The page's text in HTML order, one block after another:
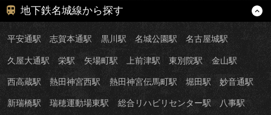
地下鉄名城線から探す
平安通駅 志賀本通駅 黒川駅 名城公園駅 名古屋城駅
久屋大通駅 栄駅 矢場町駅 上前津駅 東別院駅 金山駅
西高蔵駅 熱田神宮西駅 熱田神宮伝馬町駅 堀田駅 妙音通駅
新瑞橋駅 瑞穂運動場東駅 総合リハビリセンター駅 八事駅